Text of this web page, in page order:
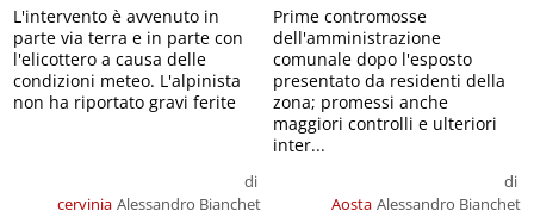
cervinia
di
Alessandro Bianchet
L'intervento è avvenuto in
parte via terra e in parte con
l'elicottero a causa delle
condizioni meteo. L'alpinista
non ha riportato gravi ferite
Aosta
di
Alessandro Bianchet
Prime contromosse
dell'amministrazione
comunale dopo l'esposto
presentato da residenti della
zona; promessi anche
maggiori controlli e ulteriori
inter...